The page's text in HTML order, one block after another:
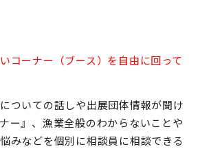
コーナー（ブース）を自由に回って
ついての話しや出展団体情報が聞け
ー』、漁業全般のわからないことや
みなどを個別に相談員に相談できる